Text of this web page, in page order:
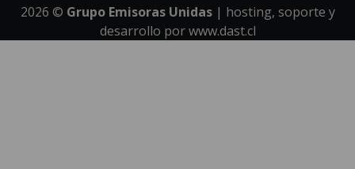
2026 © Grupo Emisoras Unidas| hosting, soporte y
desarrollo porwww.dast.cl